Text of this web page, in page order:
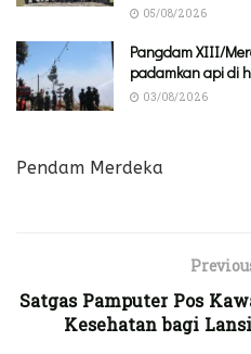
05/08/2026
Pangdam XIII/
padamkan api di
03/08/2026
Pendam Merdeka
Satgas Pamputer Pos
Kesehatan bagi